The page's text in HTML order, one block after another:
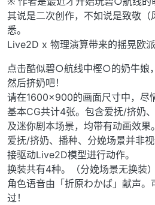
其说是二次创作，不如说是致敬（
悉。
Live2D x 物理演算带来的摇晃欧派
点击酷似碧○航线中樫○的奶牛娘
然后挤奶吧！
请在1600×900的画面尺寸中，尽
基本CG共计4张。包含爱抚/挤奶
及迷你剧本场景，均带有动画效果。
爱抚/挤奶、播种、分娩场景并非
接驱动Live2D模型进行动作。
换装共有4种。（分娩场景无换装）
角色语音由「折原わかば」献声
过！